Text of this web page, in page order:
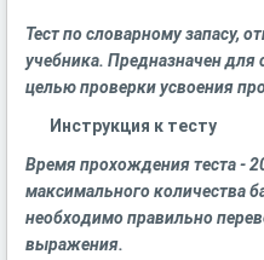
Тест по словарному запасу,
учебника. Предназначен для
целью проверки усвоения
Инструкция к тесту
Время прохождения теста -
максимального количества
необходимо правильно
выражения.